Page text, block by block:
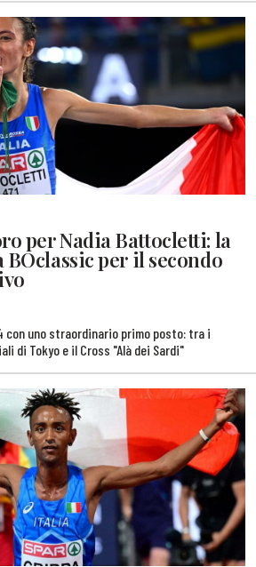
per Nadia Battocletti: la
BOclassic per il secondo
uno straordinario primo posto: tra i
di Tokyo e il Cross "Alà dei Sardi"